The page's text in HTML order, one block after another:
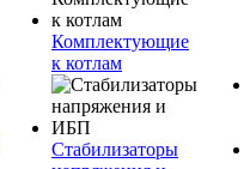
Комплектующие
к котлам
Стабилизаторы